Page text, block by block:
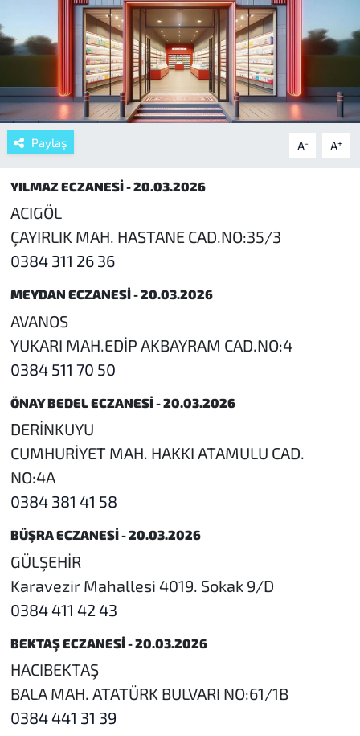
Paylaş A- A+
YILMAZ ECZANESİ - 20.03.2026
ACIGÖL
ÇAYIRLIK MAH. HASTANE CAD.NO:35/3
0384 311 26 36
MEYDAN ECZANESİ - 20.03.2026
AVANOS
YUKARI MAH.EDİP AKBAYRAM CAD.NO:4
0384 511 70 50
ÖNAY BEDEL ECZANESİ - 20.03.2026
DERİNKUYU
CUMHURİYET MAH. HAKKI ATAMULU CAD.
NO:4A
0384 381 41 58
BÜŞRA ECZANESİ - 20.03.2026
GÜLŞEHİR
Karavezir Mahallesi 4019. Sokak 9/D
0384 411 42 43
BEKTAŞ ECZANESİ - 20.03.2026
HACIBEKTAŞ
BALA MAH. ATATÜRK BULVARI NO:61/1B
0384 441 31 39